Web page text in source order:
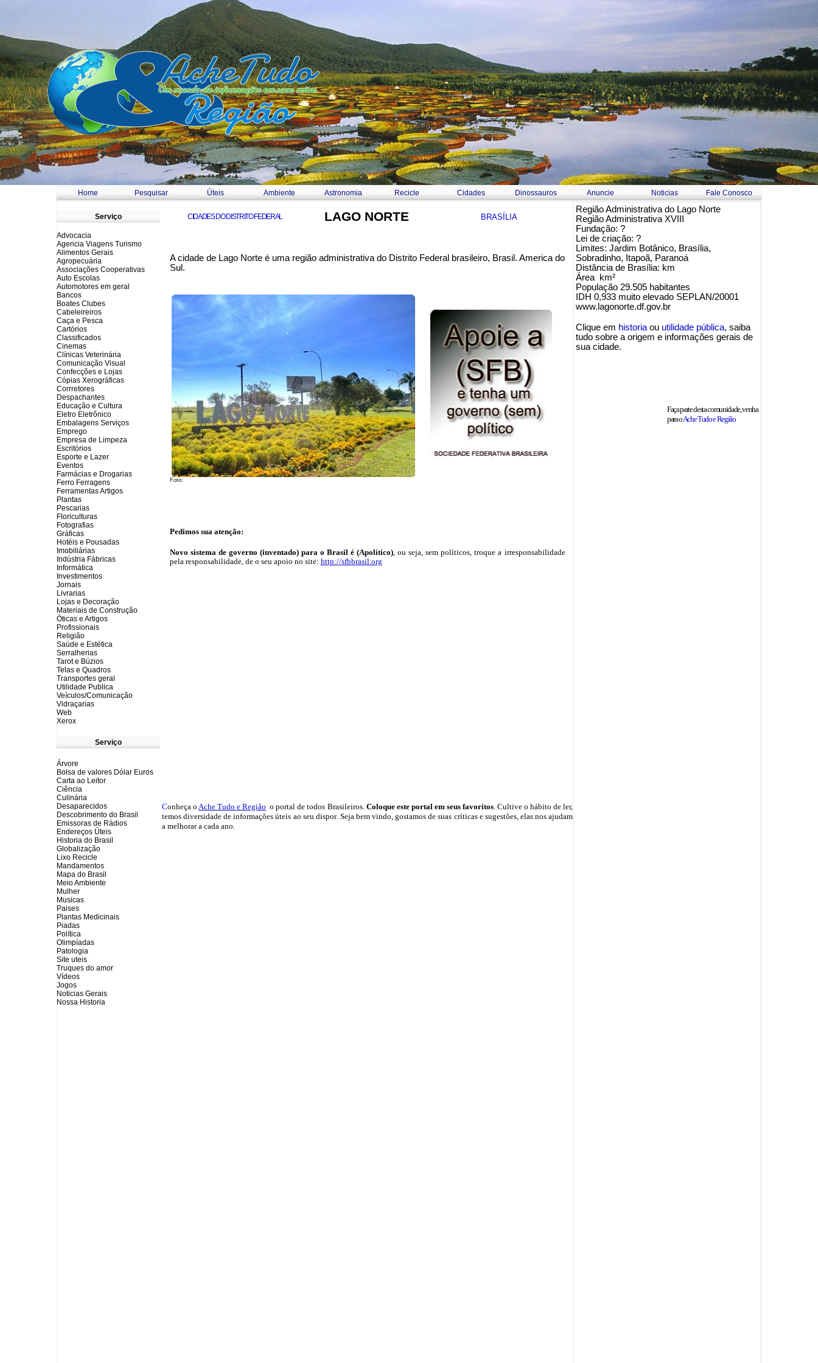
Home Pesquisar Úteis Ambiente Astronomia Recicle Cidades Dinossauros Anuncie Noticias
Fale Conosco
Serviço
Advocacia
Agencia Viagens Turismo
Alimentos Gerais
Agropecuária
Associações Cooperativas
Auto Escolas
Automotores em geral
Bancos
Boates Clubes
Cabeleireiros
Caça e Pesca
Cartórios
Classificados
Cinemas
Clínicas Veterinária
Comunicação Visual
Confecções e Lojas
Cópias Xerográficas
Corrretores
Despachantes
Educação e Cultura
Eletro Eletrônico
Embalagens Serviços
Emprego
Empresa de Limpeza
Escritórios
Esporte e Lazer
Eventos
Farmácias e Drogarias
Ferro Ferragens
Ferramentas Artigos
Plantas
Pescarias
Floriculturas
Fotografias
Gráficas
Hotéis e Pousadas
Imobiliárias
Indústria Fábricas
Informática
Investimentos
Jornais
Livrarias
Lojas e Decoração
Materiais de Construção
Óticas e Artigos
Profissionais
Religião
Saúde e Estética
Serralherias
Tarot e Búzios
Telas e Quadros
Transportes geral
Utilidade Publica
Veículos/Comunicação
Vidraçarias
Web
Xerox
Serviço
Árvore
Bolsa de valores Dólar Euros
Carta ao Leitor
Ciência
Culinária
Desaparecidos
Descobrimento do Brasil
Emissoras de Rádios
Endereços Úteis
Historia do Brasil
Globalização
Lixo Recicle
Mandamentos
Mapa do Brasil
Meio Ambiente
Mulher
Musicas
Paises
Plantas Medicinais
Piadas
Política
Olimpíadas
Patologia
Site uteis
Truques do amor
Vídeos
Jogos
Noticias Gerais
Nossa Historia
LAGO NORTE
CIDADES DO DISTRITO FEDERAL BRASÍLIA
A cidade de Lago Norte é uma região administrativa do Distrito Federal brasileiro, Brasil. America do
Sul.
Foto:
Pedimos sua atenção:
Novo sistema de governo (inventado) para o Brasil é (Apolítico), ou seja, sem políticos, troque a irresponsabilidade
pela responsabilidade, de o seu apoio no site: http://sfbbrasil.org
Conheça oAche Tudo e Região o portalde todos Brasileiros. Coloque este portal em seus favoritos. Cultive o hábito de ler,
temosdiversidade de informações úteis ao seu dispor. Seja bem vindo, gostamos de suas críticas e sugestões, elas nos ajudam
a melhorar a cada ano.
Região Administrativa do Lago Norte
Região Administrativa XVIII
Fundação: ?
Lei de criação: ?
Limites: Jardim Botânico, Brasília,
Sobradinho, Itapoã, Paranoá
Distância de Brasília: km
Área km²
População 29.505 habitantes
IDH 0,933 muito elevado SEPLAN/20001
www.lagonorte.df.gov.br
Clique em historia ou utilidade pública, saiba
tudo sobre a origem e informações gerais de
sua cidade.
Faça parte desta comunidade, venha
para oAche Tudo e Região